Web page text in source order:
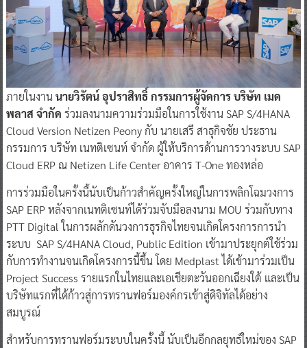
ภายในงานนายวิรัตน์ อุปราสิทธิ์ กรรมการผู้จัดการ บริษัท เมด
พลาส จำกัด ร่วมลงนามความร่วมมือในการใช้งาน SAP S/4HANA
Cloud Version Netizen Peony กับ นายเสรี สาธุกิจชัย ประธาน
กรรมการ บริษัท เนทติเซนท์ จำกัด ผู้ให้บริการด้านการวางระบบ SAP
Cloud ERP ณ Netizen Life Center อาคาร T-One ทองหล่อ
การร่วมมือในครั้งนี้นับเป็นก้าวสำคัญครั้งใหญ่ในการพลิกโฉมวงการ
SAP ERP หลังจากเนทติเซนท์ได้ร่วมจับมือลงนาม MOU ร่วมกับทาง
PTT Digital ในการผลักดันวงการธุรกิจไทยจนเกิดโครงการการนำ
ระบบ SAP S/4HANA Cloud, Public Edition เข้ามาประยุกต์ใช้ร่วม
กับการทำงานจนเกิดโครงการนี้ขึ้น โดย Medplast ได้เข้ามาร่วมเป็น
Project Success รายแรกในไทยและเอเชียตะวันออกเฉียงใต้ และเป็น
บริษัทแรกที่ได้ก้าวสู่การทรานฟอร์มองค์กรเข้าสู่ดิจิทัลได้อย่าง
สมบูรณ์
สำหรับการทรานฟอร์มระบบในครั้งนี้ นับเป็นอีกกลยุทธ์ใหม่ของ SAP